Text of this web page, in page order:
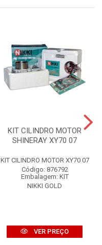
KIT CILINDRO MOTOR
SHINERAY XY70 07
KIT CILINDRO MOTOR XY70 07
Código: 876792
Embalagem: KIT
NIKKI GOLD
VER PREÇO